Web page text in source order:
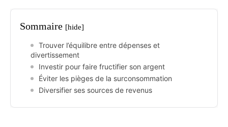
Sommaire [hide]
Trouver l’équilibre entre dépenses et
divertissement
Investir pour faire fructifier son argent
Éviter les pièges de la surconsommation
Diversifier ses sources de revenus